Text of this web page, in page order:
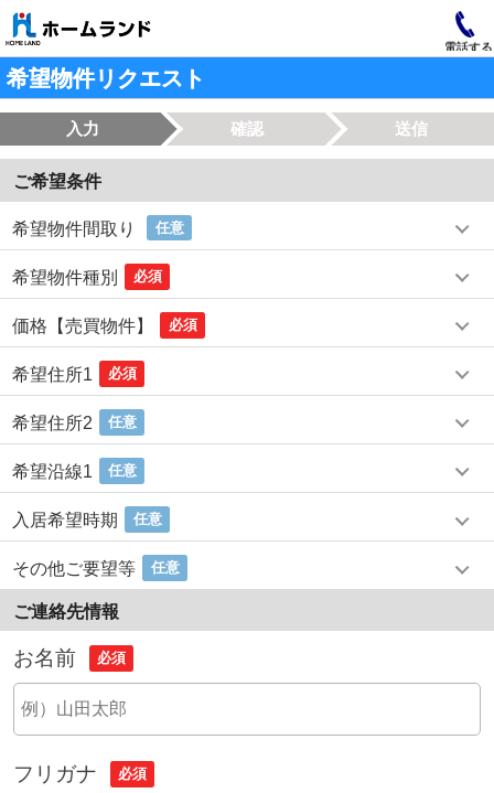
電話する
希望物件リクエスト
入力 確認 送信
ご希望条件
希望物件間取り 任意
希望物件種別 必須
価格【売買物件】 必須
希望住所1 必須
希望住所2 任意
希望沿線1 任意
入居希望時期 任意
その他ご要望等 任意
ご連絡先情報
お名前 必須
フリガナ 必須